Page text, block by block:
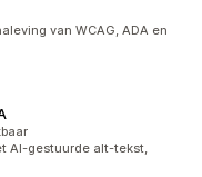
van WCAG, ADA en
AI-gestuurde alt-tekst,